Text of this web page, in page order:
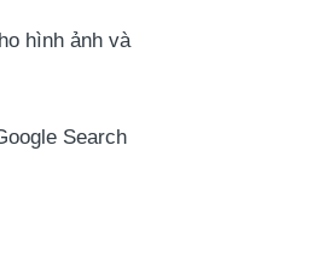
hình ảnh và
Search